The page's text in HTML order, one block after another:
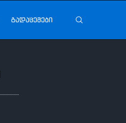
გადაცემები